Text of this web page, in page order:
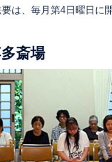
は、毎月第4日曜日に
斎場